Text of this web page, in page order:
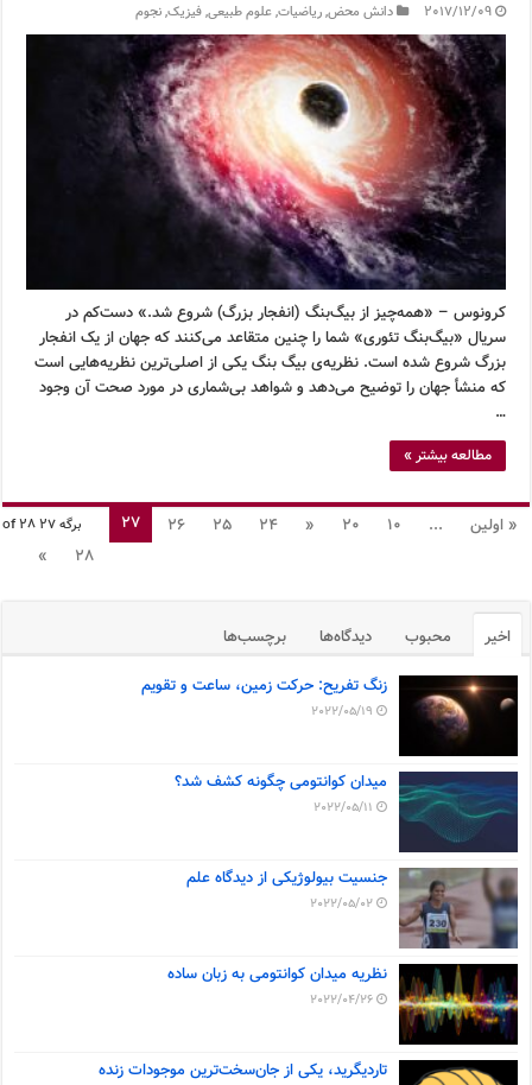
2017/12/09 دانش محض,ریاضیات,علوم طبیعی,فیزیک,نجوم
کرونوس – «همه‌چیز از بیگ‌بنگ (انفجار بزرگ) شروع شد.» دست‌کم در
سریال «بیگ‌بنگ تئوری» شما را چنین متقاعد می‌کنند که جهان از یک انفجار
بزرگ شروع شده است. نظریه‌ی بیگ بنگ یکی از اصلی‌ترین نظریه‌هایی است
که منشأ جهان را توضیح می‌دهد و شواهد بی‌شماری در مورد صحت آن وجود
…
مطالعه بیشتر »
برگه 27 of 28 « اولین ...
10
20
«
24
25
26
27
28
»
اخیر محبوب دیدگاه‌ها برچسب‌ها
زنگ تفریح: حرکت زمین، ساعت و تقویم
2022/05/19
میدان کوانتومی چگونه کشف شد؟
2022/05/11
جنسیت بیولوژیکی از دیدگاه علم
2022/05/02
نظریه میدان کوانتومی به زبان ساده
2022/04/26
تاردیگرید، یکی از جان‌سخت‌ترین موجودات زنده